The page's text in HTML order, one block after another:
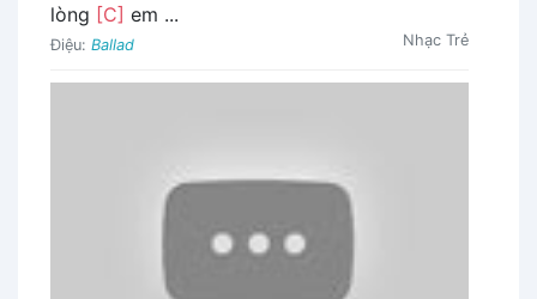
lòng [C] em ...
Điệu: Ballad Nhạc Trẻ